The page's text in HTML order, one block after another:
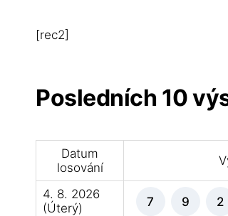
[rec2]
Posledních 10
Datum
losování
4. 8. 2026
(Úterý)
7 9 2